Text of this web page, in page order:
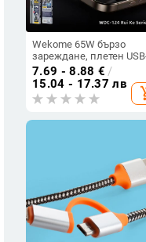
Wekome 65W бързо
зареждане, плетен
кабел с интелигентна
защита на чипа за
устройства на Apple и
Huawei
7.69 - 8.88 € /
15.04 - 17.37 лв